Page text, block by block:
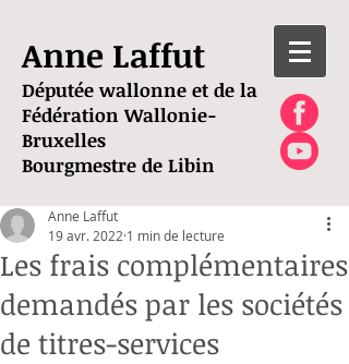
Anne Laffut
Députée wallonne et de la
Fédération Wallonie-
Bruxelles
Bourgmestre de Libin
Les frais complémentaires
demandés par les sociétés
de titres-services
Anne Laffut
19 avr. 2022 1 min de lecture